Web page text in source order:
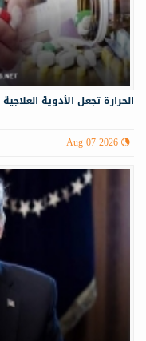
الحرارة تجعل الأدوية
Aug 07 2026